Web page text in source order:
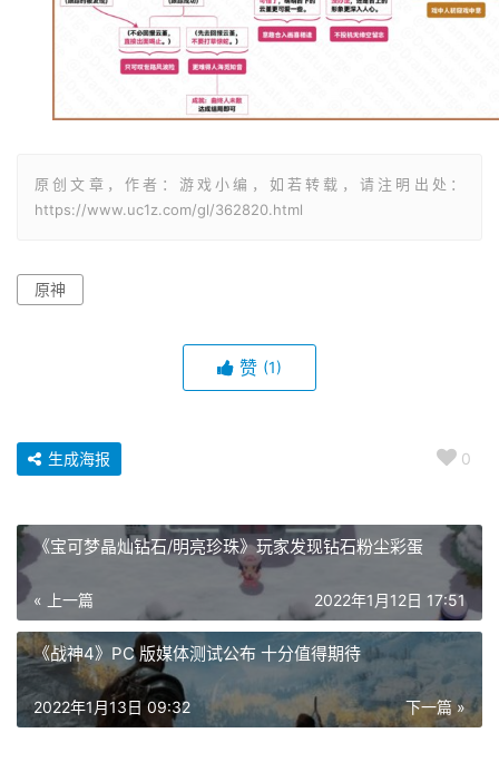
原创文章，作者：游戏小编，如若转载，请注明出处：
https://www.uc1z.com/gl/362820.html
原神
赞 (1)
0
生成海报
《宝可梦晶灿钻石/明亮珍珠》玩家发现钻石粉尘彩蛋
« 上一篇 2022年1月12日 17:51
《战神4》PC 版媒体测试公布 十分值得期待
下一篇 »
2022年1月13日 09:32